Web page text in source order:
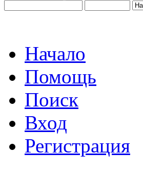
Начало
Помощь
Поиск
Вход
Регистрация